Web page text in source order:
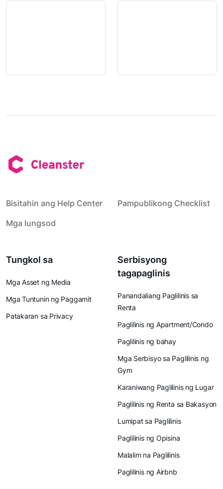
Bisitahin ang Help Center
Pampublikong Checklist
Mga lungsod
Tungkol sa
Mga Asset ng Media
Mga Tuntunin ng Paggamit
Patakaran sa Privacy
Serbisyong
tagapaglinis
Panandaliang Paglilinis sa
Renta
Paglilinis ng Apartment/Condo
Paglilinis ng bahay
Mga Serbisyo sa Paglilinis ng
Gym
Karaniwang Paglilinis ng Lugar
Paglilinis ng Renta sa Bakasyon
Lumipat sa Paglilinis
Paglilinis ng Opisina
Malalim na Paglilinis
Paglilinis ng Airbnb